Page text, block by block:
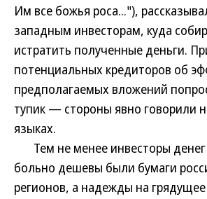
Им все божья роса..."),
западным инвесторам, куда
истратить полученные деньги.
потенциальных кредиторов об
предполагаемых вложений
тупик — стороны явно говорили
языках.
Тем не менее инвесторы
больно дешевы были бумаги
регионов, а надежды на